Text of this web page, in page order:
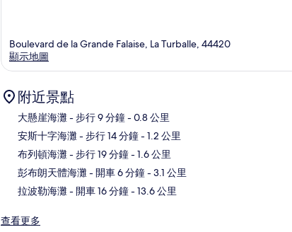
Boulevard de la Grande Falaise, La Turballe, 44420
顯示地圖
附近景點
大懸崖海灘- 步行 9 分鐘- 0.8 公里
安斯十字海灘- 步行 14 分鐘- 1.2 公里
布列頓海灘- 步行 19 分鐘- 1.6 公里
彭布朗天體海灘- 開車 6 分鐘- 3.1 公里
拉波勒海灘- 開車 16 分鐘- 13.6 公里
查看更多